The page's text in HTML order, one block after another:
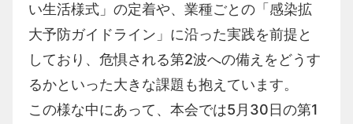
い生活様式」の定着や、業種ごとの「感染拡
大予防ガイドライン」に沿った実践を前提と
しており、危惧される第2波への備えをどうす
るかといった大きな課題も抱えています。
この様な中にあって、本会では5 月 30日の第1